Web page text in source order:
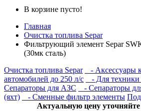
В корзине пусто!
Главная
Очистка топлива Separ
Фильтрующий элемент Separ
(30мк сталь)
Очистка топлива Separ
- Аксессуары
автомобилей до 250 л/с
- Для техники
Сепараторы для АЗС
- Сепараторы
(яхт)
- Сменные фильтр элементы
Актуальную цену